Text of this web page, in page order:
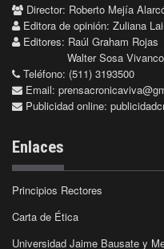
Director: Roberto Mejía
Editora de opinión: Zuliana
Editores: Raúl Graham Rojas
Walter Sosa Vivanco
Teléfono: (511) 3193500
Email:
Publicidad online:
Enlaces
Principios Rectores
Carta de Ética
Universidad Jaime Bausate y